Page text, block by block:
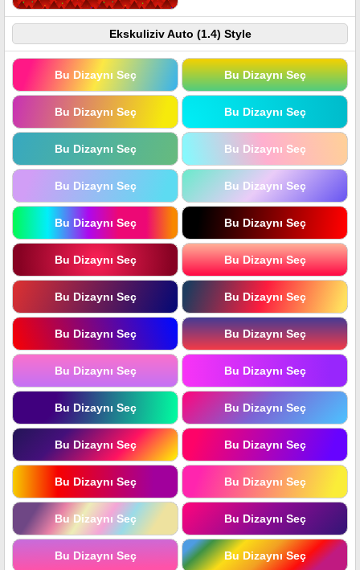
Ekskuliziv Auto (1.4) Style
Bu Dizaynı Seç Bu Dizaynı Seç
Bu Dizaynı Seç Bu Dizaynı Seç
Bu Dizaynı Seç Bu Dizaynı Seç
Bu Dizaynı Seç Bu Dizaynı Seç
Bu Dizaynı Seç Bu Dizaynı Seç
Bu Dizaynı Seç Bu Dizaynı Seç
Bu Dizaynı Seç Bu Dizaynı Seç
Bu Dizaynı Seç Bu Dizaynı Seç
Bu Dizaynı Seç Bu Dizaynı Seç
Bu Dizaynı Seç Bu Dizaynı Seç
Bu Dizaynı Seç Bu Dizaynı Seç
Bu Dizaynı Seç Bu Dizaynı Seç
Bu Dizaynı Seç Bu Dizaynı Seç
Bu Dizaynı Seç Bu Dizaynı Seç